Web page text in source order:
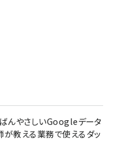
んやさしいGoogleデータ
教える業務で使えるダッ